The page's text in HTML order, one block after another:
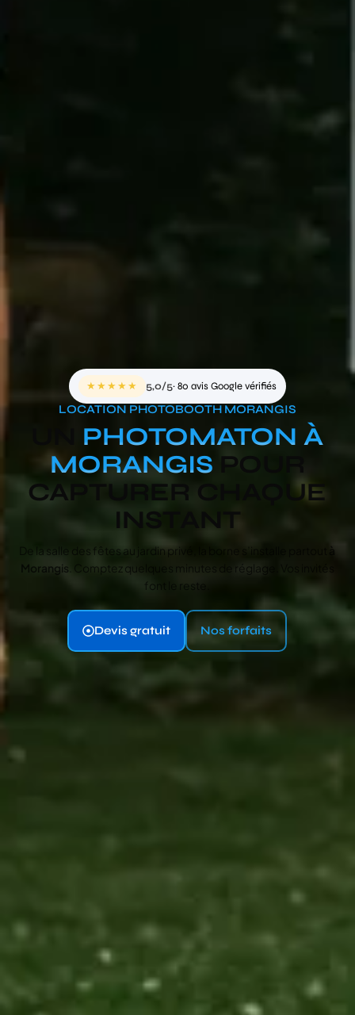
★★★★★ 5,0/5· 80 avis Google vérifiés
LOCATION PHOTOBOOTH MORANGIS
PHOTOMATON À
MORANGIS POUR
CAPTURER CHAQUE
INSTANT
De la salle des fêtes au jardin privé, la borne s’installe partout
à
Morangis . Comptez quelques minutes de réglage. Vos invités
font le reste.
Devis gratuit Nos forfaits